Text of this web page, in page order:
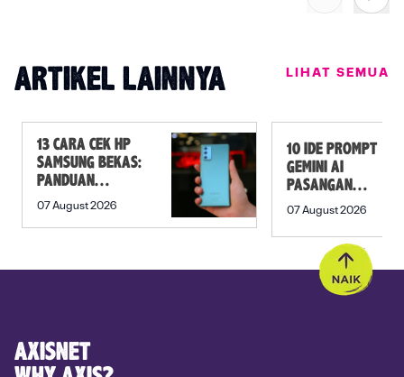
ARTIKEL LAINNYA LIHAT SEMUA
13 CARA CEK HP
SAMSUNG BEKAS:
PANDUAN
SEBELUM
07 August 2026
10 IDE PROMPT
GEMINI AI
PASANGAN
PREWEDDING
07 August 2026
AXISNET